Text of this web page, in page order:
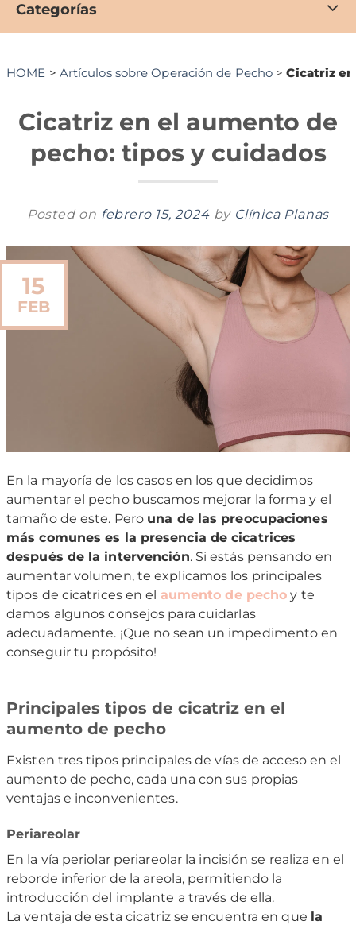
Categorías
HOME > Artículos sobre Operación de Pecho >Cicatriz
Cicatriz en el aumento de
pecho: tipos y cuidados
Posted on febrero 15, 2024 by Clínica Planas
15
FEB
En la mayoría de los casos en los que decidimos
aumentar el pecho buscamos mejorar la forma y el
tamaño de este. Pero una de las preocupaciones
más comunes es la presencia de cicatrices
después de la intervención. Si estás pensando en
aumentar volumen, te explicamos los principales
tipos de cicatrices en el aumento de pecho y te
damos algunos consejos para cuidarlas
adecuadamente. ¡Que no sean un impedimento en
conseguir tu propósito!
Principales tipos de cicatriz en el
aumento de pecho
Existen tres tipos principales de vías de acceso en el
aumento de pecho, cada una con sus propias
ventajas e inconvenientes.
Periareolar
En la vía periolar periareolar la incisión se realiza en el
reborde inferior de la areola, permitiendo la
introducción del implante a través de ella.
La ventaja de esta cicatriz se encuentra en que la